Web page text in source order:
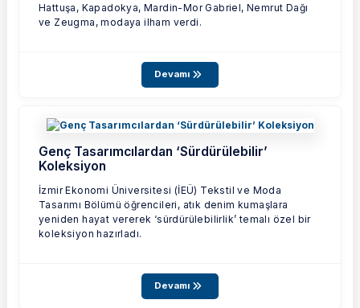
Hattuşa, Kapadokya, Mardin-Mor Gabriel, Nemrut Dağı
ve Zeugma, modaya ilham verdi.
Devamı
Genç Tasarımcılardan ‘Sürdürülebilir’
Koleksiyon
İzmir Ekonomi Üniversitesi (İEÜ) Tekstil ve Moda
Tasarımı Bölümü öğrencileri, atık denim kumaşlara
yeniden hayat vererek ‘sürdürülebilirlik’ temalı özel bir
koleksiyon hazırladı.
Devamı